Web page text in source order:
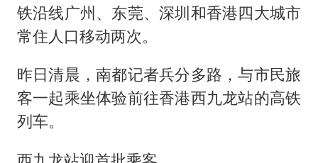
铁沿线广州、东莞、深圳和香港四大城市
常住人口移动两次。
昨日清晨，南都记者兵分多路，与市民旅
客一起乘坐体验前往香港西九龙站的高铁
列车。